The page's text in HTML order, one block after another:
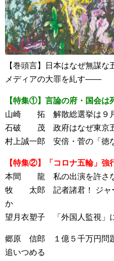
【巻頭言】日本はなぜ無謀
メディアの大罪を糺す――
【特集①】言論の府・国会は
山崎 拓 解散総選挙は９月
石破 茂 政府はなぜ東京五
村上誠一郎 安倍・菅の「徳
【特集②】「コロナ五輪」強
本間 龍 私の出演を許さな
牧 太郎 記者諸君！ ジャー
か
望月衣塑子 「外国人監視」
郷原 信郎 １億５千万円問
追いつめる